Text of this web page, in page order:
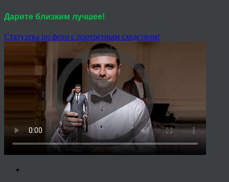
Дарите близким лучшее!
Статуэтка по фото с портретным сходством!